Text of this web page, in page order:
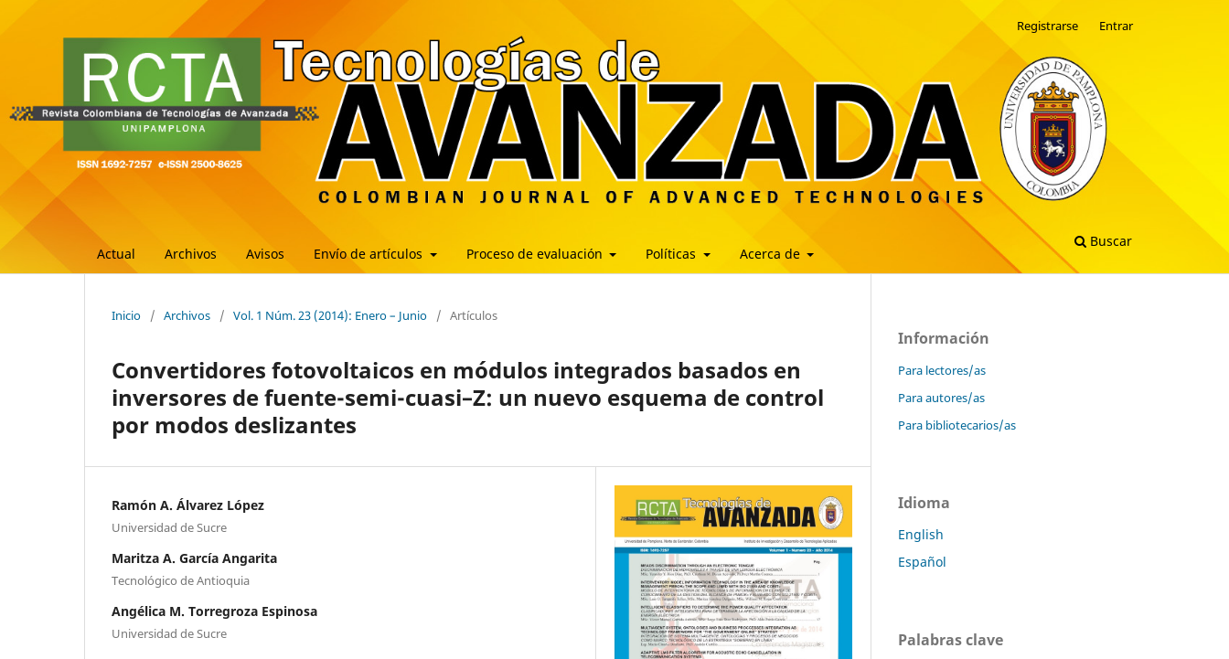
Actual Archivos Avisos Envío de artículos Proceso de evaluación Políticas Acerca de
Buscar
Registrarse Entrar
Inicio / Archivos / Vol. 1 Núm. 23 (2014): Enero – Junio / Artículos
Convertidores fotovoltaicos en módulos integrados basados en
inversores de fuente-semi-cuasi–Z: un nuevo esquema de control
por modos deslizantes
Ramón A. Álvarez López
Universidad de Sucre
Maritza A. García Angarita
Tecnológico de Antioquia
Angélica M. Torregroza Espinosa
Universidad de Sucre
Información
Para lectores/as
Para autores/as
Para bibliotecarios/as
Idioma
English
Español
Palabras clave